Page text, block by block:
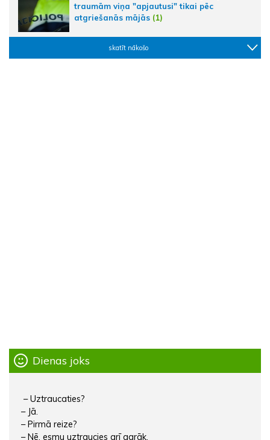
traumām viņa "apjautusi" tikai pēc
atgriešanās mājās (1)
skatīt nākošo
Dienas joks
– Uztraucaties?
– Jā.
– Pirmā reize?
– Nē, esmu uztraucies arī agrāk.